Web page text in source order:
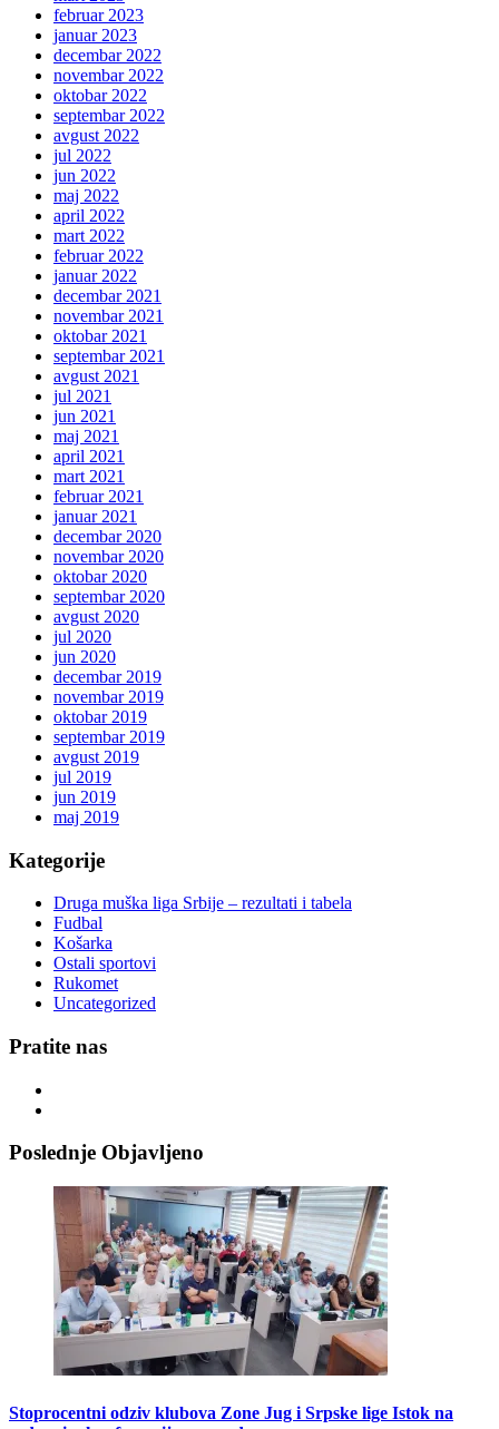
februar 2023
januar 2023
decembar 2022
novembar 2022
oktobar 2022
septembar 2022
avgust 2022
jul 2022
jun 2022
maj 2022
april 2022
mart 2022
februar 2022
januar 2022
decembar 2021
novembar 2021
oktobar 2021
septembar 2021
avgust 2021
jul 2021
jun 2021
maj 2021
april 2021
mart 2021
februar 2021
januar 2021
decembar 2020
novembar 2020
oktobar 2020
septembar 2020
avgust 2020
jul 2020
jun 2020
decembar 2019
novembar 2019
oktobar 2019
septembar 2019
avgust 2019
jul 2019
jun 2019
maj 2019
Kategorije
Druga muška liga Srbije – rezultati i tabela
Fudbal
Košarka
Ostali sportovi
Rukomet
Uncategorized
Pratite nas
Poslednje Objavljeno
Stoprocentni odziv klubova Zone Jug i Srpske lige Istok na